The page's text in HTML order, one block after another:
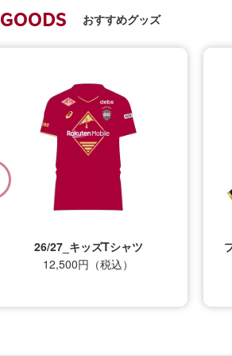
GOODS おすすめグッズ
26/27_キッズTシャツ
12,500円（税込）